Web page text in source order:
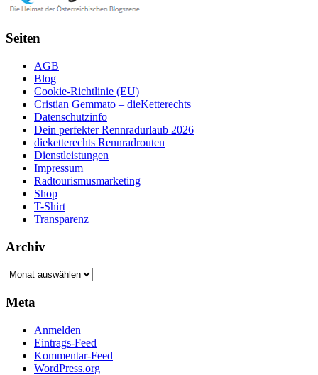
Seiten
AGB
Blog
Cookie-Richtlinie (EU)
Cristian Gemmato – dieKetterechts
Datenschutzinfo
Dein perfekter Rennradurlaub 2026
dieketterechts Rennradrouten
Dienstleistungen
Impressum
Radtourismusmarketing
Shop
T-Shirt
Transparenz
Archiv
Archiv
Meta
Anmelden
Eintrags-Feed
Kommentar-Feed
WordPress.org